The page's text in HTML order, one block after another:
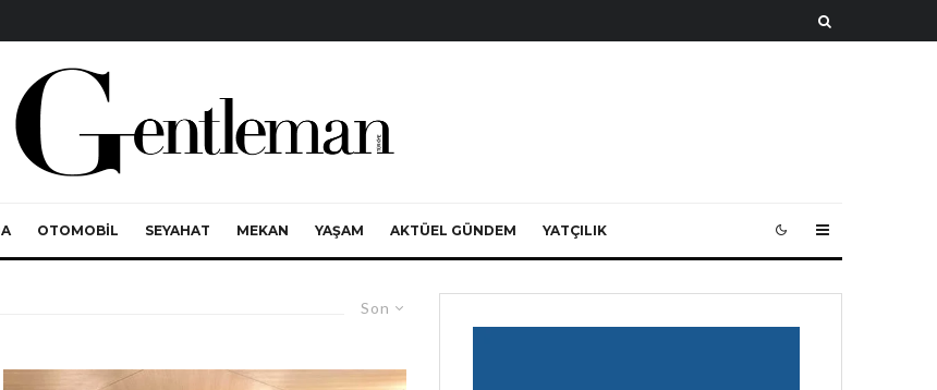
OTOMOBIL SEYAHAT MEKAN YAŞAM AKTÜEL GÜNDEM YATÇILIK
Son